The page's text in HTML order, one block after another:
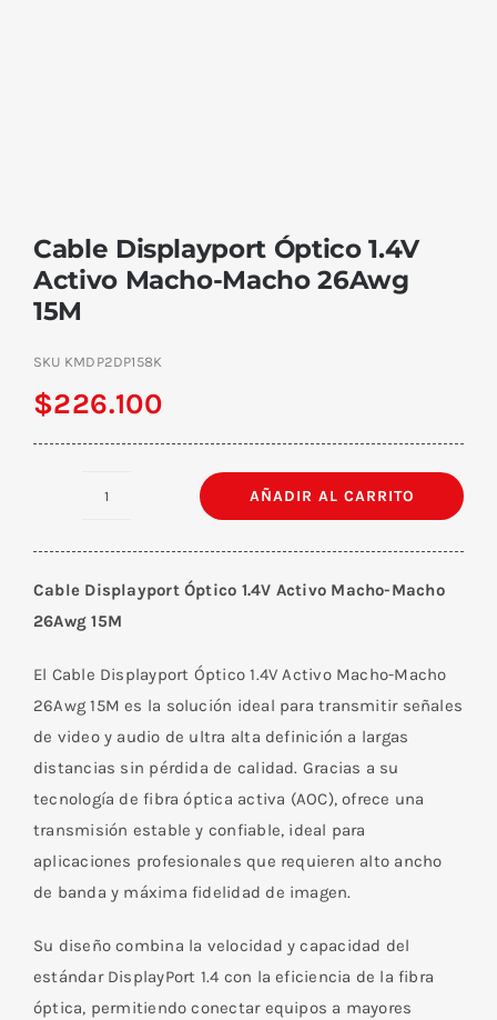
Cable Displayport Óptico 1.4V
Activo Macho-Macho 26Awg
15M
SKU KMDP2DP158K
$226.100
1.4V
Macho-
Macho
26Awg
15M
cantidad
AÑADIR AL CARRITO
Cable Displayport Óptico 1.4V Activo Macho-Macho
26Awg 15M
El Cable Displayport Óptico 1.4V Activo Macho-Macho
26Awg 15M es la solución ideal para transmitir señales
de video y audio de ultra alta definición a largas
distancias sin pérdida de calidad. Gracias a su
tecnología de fibra óptica activa (AOC), ofrece una
transmisión estable y confiable, ideal para
aplicaciones profesionales que requieren alto ancho
de banda y máxima fidelidad de imagen.
Su diseño combina la velocidad y capacidad del
estándar DisplayPort 1.4 con la eficiencia de la fibra
óptica, permitiendo conectar equipos a mayores